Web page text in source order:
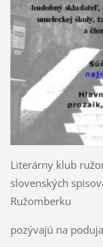
Literárny klub
slovenských
Ružomberku
pozývajú na